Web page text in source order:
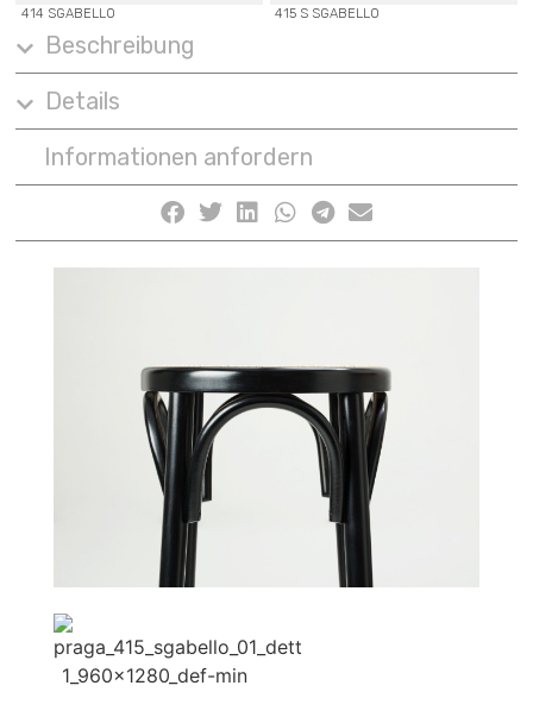
Beschreibung
Details
Informationen anfordern
414 SGABELLO 415 S SGABELLO